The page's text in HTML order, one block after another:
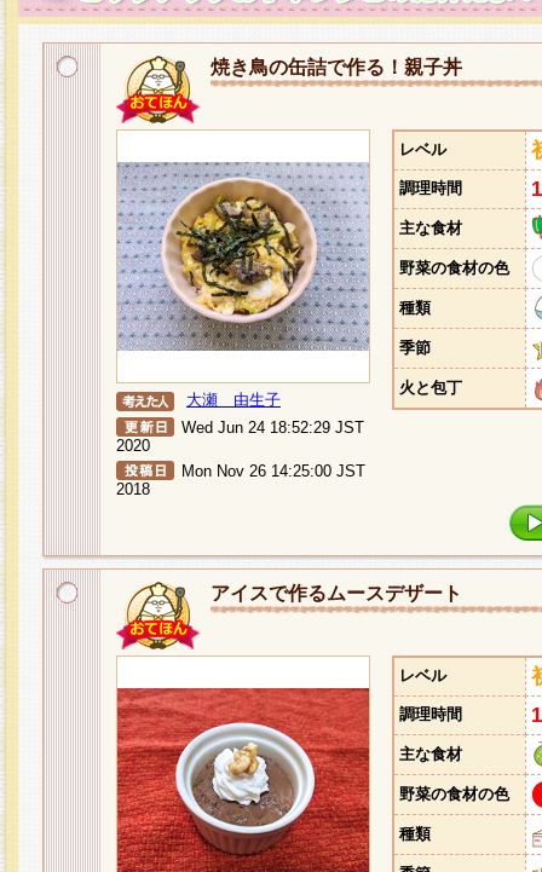
焼き鳥の缶詰で作る！親子丼
大瀬 由生子
Wed Jun 24 18:52:29 JST
2020
Mon Nov 26 14:25:00 JST
2018
レベル
調理時間
主な食材
野菜の食材の色
種類
季節
火と包丁
アイスで作るムースデザート
レベル
調理時間
主な食材
野菜の食材の色
種類